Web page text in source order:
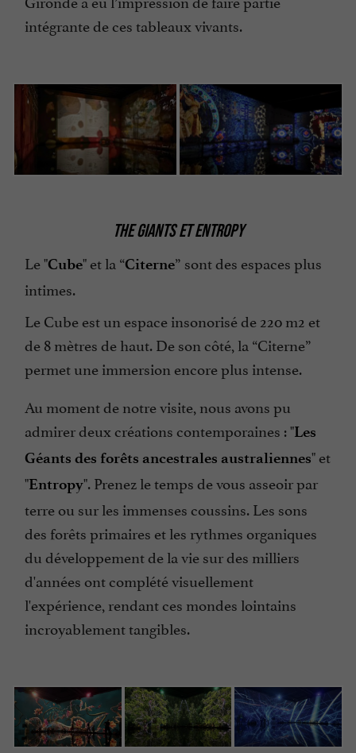
intégrante de ces tableaux vivants.
THE GIANTS ET ENTROPY
Le "Cube" et la “Citerne” sont des espaces plus
intimes.
Le Cube est un espace insonorisé de 220 m2 et
de 8 mètres de haut. De son côté, la “Citerne”
permet une immersion encore plus intense.
Au moment de notre visite, nous avons pu
admirer deux créations contemporaines : "Les
Géants des forêts ancestrales australiennes" et
"Entropy". Prenez le temps de vous asseoir par
terre ou sur les immenses coussins. Les sons
des forêts primaires et les rythmes organiques
du développement de la vie sur des milliers
d'années ont complété visuellement
l'expérience, rendant ces mondes lointains
incroyablement tangibles.